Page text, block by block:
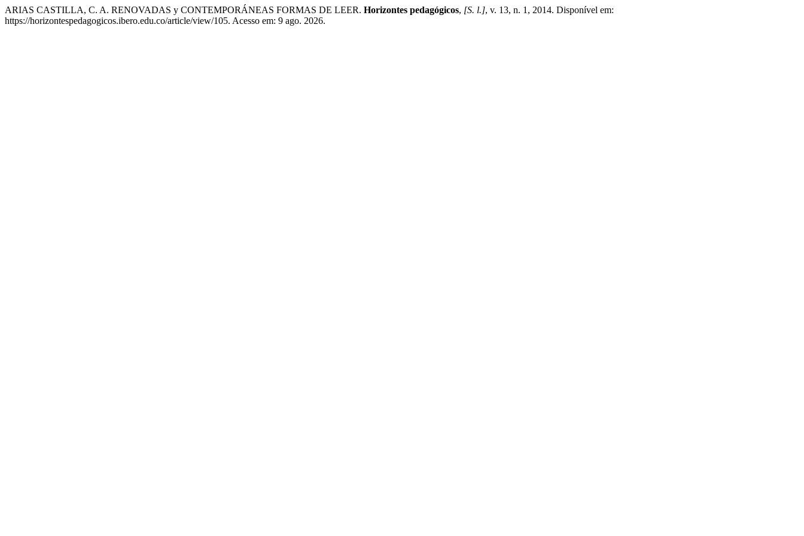
ARIAS CASTILLA, C. A. RENOVADAS y CONTEMPORÁNEAS FORMAS DE LEER. Horizontes pedagógicos, [S. l.], v. 13, n. 1, 2014. Disponível em:
https://horizontespedagogicos.ibero.edu.co/article/view/105. Acesso em: 9 ago. 2026.